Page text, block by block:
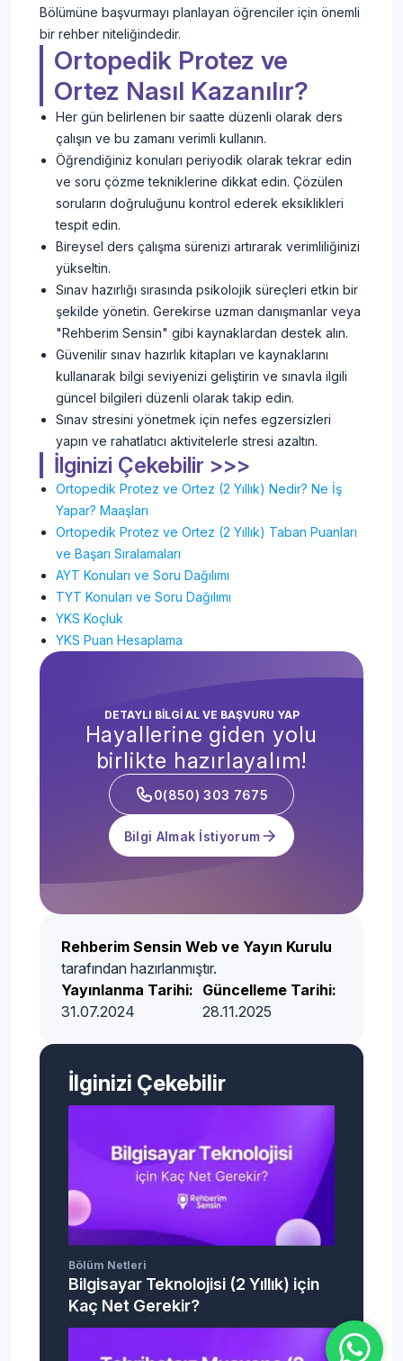
Bölümüne başvurmayı planlayan öğrenciler için önemli
bir rehber niteliğindedir.
Ortopedik Protez ve
Ortez Nasıl Kazanılır?
Her gün belirlenen bir saatte düzenli olarak ders
çalışın ve bu zamanı verimli kullanın.
Öğrendiğiniz konuları periyodik olarak tekrar edin
ve soru çözme tekniklerine dikkat edin. Çözülen
soruların doğruluğunu kontrol ederek eksiklikleri
tespit edin.
Bireysel ders çalışma sürenizi artırarak verimliliğinizi
yükseltin.
Sınav hazırlığı sırasında psikolojik süreçleri etkin bir
şekilde yönetin. Gerekirse uzman danışmanlar veya
"Rehberim Sensin" gibi kaynaklardan destek alın.
Güvenilir sınav hazırlık kitapları ve kaynaklarını
kullanarak bilgi seviyenizi geliştirin ve sınavla ilgili
güncel bilgileri düzenli olarak takip edin.
Sınav stresini yönetmek için nefes egzersizleri
yapın ve rahatlatıcı aktivitelerle stresi azaltın.
İlginizi Çekebilir >>>
Ortopedik Protez ve Ortez (2 Yıllık) Nedir? Ne İş
Yapar? Maaşları
Ortopedik Protez ve Ortez (2 Yıllık) Taban Puanları
ve Başarı Sıralamaları
AYT Konuları ve Soru Dağılımı
TYT Konuları ve Soru Dağılımı
YKS Koçluk
YKS Puan Hesaplama
DETAYLI BİLGİ AL VE BAŞVURU YAP
Hayallerine giden yolu
birlikte hazırlayalım!
0(850) 303 7675
Bilgi Almak İstiyorum
Rehberim Sensin Web ve Yayın Kurulu
tarafından hazırlanmıştır.
Yayınlanma Tarihi:
31.07.2024
Güncelleme Tarihi:
28.11.2025
İlginizi Çekebilir
Bölüm Netleri
Bilgisayar Teknolojisi (2 Yıllık) için
Kaç Net Gerekir?